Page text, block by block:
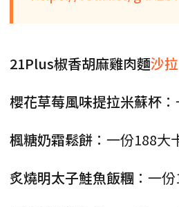
21Plus椒香胡麻雞肉麵沙拉
櫻花草莓風味提拉米蘇杯
楓糖奶霜鬆餅 ：一份188大
炙燒明太子鮭魚飯糰 ：一